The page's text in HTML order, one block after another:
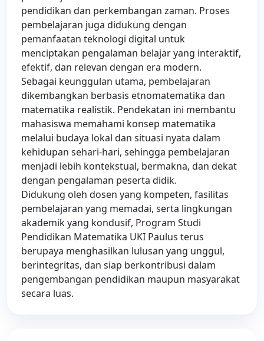
pendidikan dan perkembangan zaman. Proses
pembelajaran juga didukung dengan
pemanfaatan teknologi digital untuk
menciptakan pengalaman belajar yang interaktif,
efektif, dan relevan dengan era modern.
Sebagai keunggulan utama, pembelajaran
dikembangkan berbasis etnomatematika dan
matematika realistik. Pendekatan ini membantu
mahasiswa memahami konsep matematika
melalui budaya lokal dan situasi nyata dalam
kehidupan sehari-hari, sehingga pembelajaran
menjadi lebih kontekstual, bermakna, dan dekat
dengan pengalaman peserta didik.
Didukung oleh dosen yang kompeten, fasilitas
pembelajaran yang memadai, serta lingkungan
akademik yang kondusif, Program Studi
Pendidikan Matematika UKI Paulus terus
berupaya menghasilkan lulusan yang unggul,
berintegritas, dan siap berkontribusi dalam
pengembangan pendidikan maupun masyarakat
secara luas.